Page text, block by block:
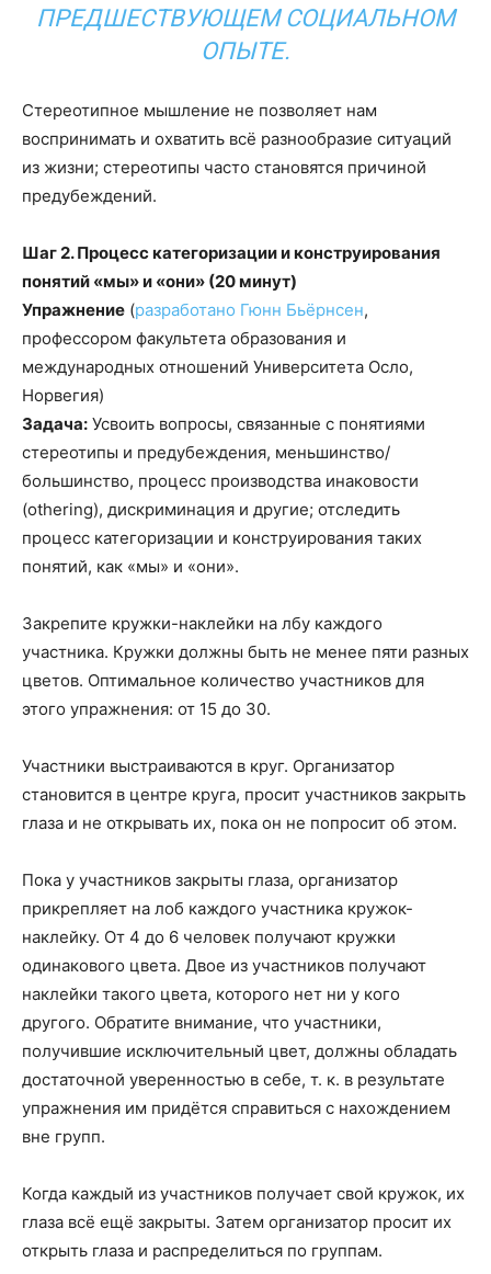
ПРЕДШЕСТВУЮЩЕМ СОЦИАЛЬНОМ
ОПЫТЕ.
Стереотипное мышление не позволяет нам
воспринимать и охватить всё разнообразие ситуаций
из жизни; стереотипы часто становятся причиной
предубеждений.
Шаг 2. Процесс категоризации и конструирования
понятий «мы» и «они» (20 минут)
Упражнение (разработано Гюнн Бьёрнсен,
профессором факультета образования и
международных отношений Университета Осло,
Норвегия)
Задача: Усвоить вопросы, связанные с понятиями
стереотипы и предубеждения, меньшинство/
большинство, процесс производства инаковости
(othering), дискриминация и другие; отследить
процесс категоризации и конструирования таких
понятий, как «мы» и «они».
Закрепите кружки-наклейки на лбу каждого
участника. Кружки должны быть не менее пяти разных
цветов. Оптимальное количество участников для
этого упражнения: от 15 до 30.
Участники выстраиваются в круг. Организатор
становится в центре круга, просит участников закрыть
глаза и не открывать их, пока он не попросит об этом.
Пока у участников закрыты глаза, организатор
прикрепляет на лоб каждого участника кружок-
наклейку. От 4 до 6 человек получают кружки
одинакового цвета. Двое из участников получают
наклейки такого цвета, которого нет ни у кого
другого. Обратите внимание, что участники,
получившие исключительный цвет, должны обладать
достаточной уверенностью в себе, т. к. в результате
упражнения им придётся справиться с нахождением
вне групп.
Когда каждый из участников получает свой кружок, их
глаза всё ещё закрыты. Затем организатор просит их
открыть глаза и распределиться по группам.